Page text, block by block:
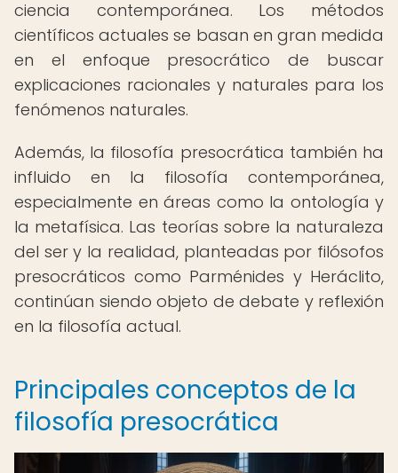
ciencia contemporánea. Los métodos
científicos actuales se basan en gran medida
en el enfoque presocrático de buscar
explicaciones racionales y naturales para los
fenómenos naturales.
Además, la filosofía presocrática también ha
influido en la filosofía contemporánea,
especialmente en áreas como la ontología y
la metafísica. Las teorías sobre la naturaleza
del ser y la realidad, planteadas por filósofos
presocráticos como Parménides y Heráclito,
continúan siendo objeto de debate y reflexión
en la filosofía actual.
Principales conceptos de la
filosofía presocrática